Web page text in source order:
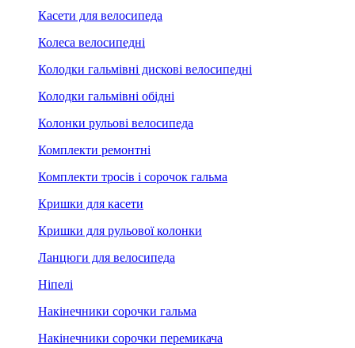
Касети для велосипеда
Колеса велосипедні
Колодки гальмівні дискові велосипедні
Колодки гальмівні обідні
Колонки рульові велосипеда
Комплекти ремонтні
Комплекти тросів і сорочок гальма
Кришки для касети
Кришки для рульової колонки
Ланцюги для велосипеда
Ніпелі
Накінечники сорочки гальма
Накінечники сорочки перемикача